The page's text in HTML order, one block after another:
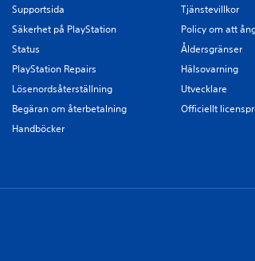
Supportsida
Säkerhet på PlayStation
Status
PlayStation Repairs
Lösenordsåterställning
Begäran om återbetalning
Handböcker
Tjänstevillkor
Policy om att
Åldersgränser
Hälsovarning
Utvecklare
Officiellt